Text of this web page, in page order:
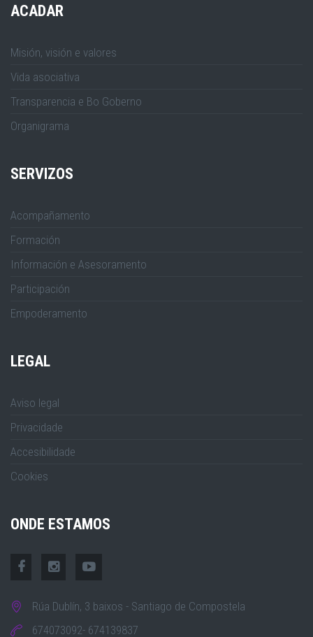
ACADAR
Misión, visión e valores
Vida asociativa
Transparencia e Bo Goberno
Organigrama
SERVIZOS
Acompañamento
Formación
Información e Asesoramento
Participación
Empoderamento
LEGAL
Aviso legal
Privacidade
Accesibilidade
Cookies
ONDE ESTAMOS
Rúa Dublín, 3 baixos - Santiago de Compostela
674073092- 674139837